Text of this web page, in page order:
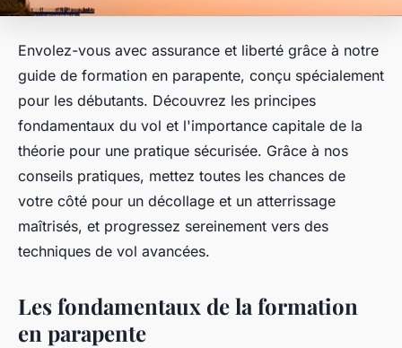
Envolez-vous avec assurance et liberté grâce à notre
guide de formation en parapente, conçu spécialement
pour les débutants. Découvrez les principes
fondamentaux du vol et l'importance capitale de la
théorie pour une pratique sécurisée. Grâce à nos
conseils pratiques, mettez toutes les chances de
votre côté pour un décollage et un atterrissage
maîtrisés, et progressez sereinement vers des
techniques de vol avancées.
Les fondamentaux de la formation
en parapente